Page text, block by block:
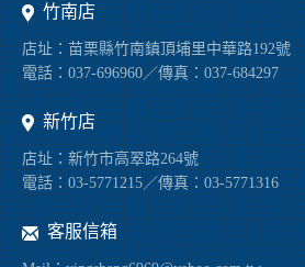
竹南店
店址：苗栗縣竹南鎮頂埔里中華路192號
電話：037-696960／傳真：037-684297
新竹店
店址：新竹市高翠路264號
電話：03-5771215／傳真：03-5771316
客服信箱